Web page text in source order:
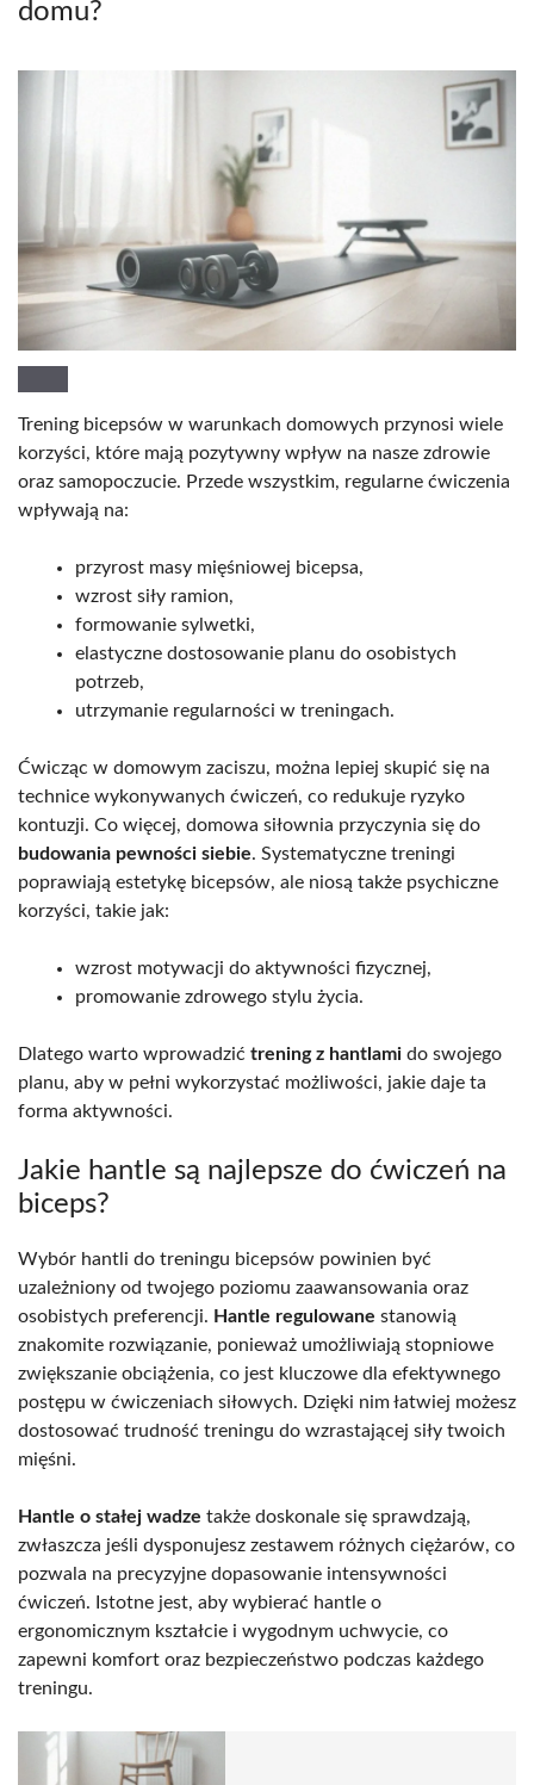
domu?
Trening bicepsów w warunkach domowych przynosi wiele
korzyści, które mają pozytywny wpływ na nasze zdrowie
oraz samopoczucie. Przede wszystkim, regularne ćwiczenia
wpływają na:
przyrost masy mięśniowej bicepsa,
wzrost siły ramion,
formowanie sylwetki,
elastyczne dostosowanie planu do osobistych
potrzeb,
utrzymanie regularności w treningach.
Ćwicząc w domowym zaciszu, można lepiej skupić się na
technice wykonywanych ćwiczeń, co redukuje ryzyko
kontuzji. Co więcej, domowa siłownia przyczynia się do
budowania pewności siebie. Systematyczne treningi
poprawiają estetykę bicepsów, ale niosą także psychiczne
korzyści, takie jak:
wzrost motywacji do aktywności fizycznej,
promowanie zdrowego stylu życia.
Dlatego warto wprowadzić trening z hantlami do swojego
planu, aby w pełni wykorzystać możliwości, jakie daje ta
forma aktywności.
Jakie hantle są najlepsze do ćwiczeń na
biceps?
Wybór hantli do treningu bicepsów powinien być
uzależniony od twojego poziomu zaawansowania oraz
osobistych preferencji. Hantle regulowane stanowią
znakomite rozwiązanie, ponieważ umożliwiają stopniowe
zwiększanie obciążenia, co jest kluczowe dla efektywnego
postępu w ćwiczeniach siłowych. Dzięki nim łatwiej możesz
dostosować trudność treningu do wzrastającej siły twoich
mięśni.
Hantle o stałej wadze także doskonale się sprawdzają,
zwłaszcza jeśli dysponujesz zestawem różnych ciężarów, co
pozwala na precyzyjne dopasowanie intensywności
ćwiczeń. Istotne jest, aby wybierać hantle o
ergonomicznym kształcie i wygodnym uchwycie, co
zapewni komfort oraz bezpieczeństwo podczas każdego
treningu.